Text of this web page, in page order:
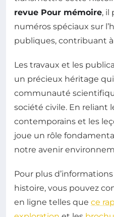
revue Pour mémoire, il
numéros spéciaux sur
publiques, contribuant
Les travaux et les
un précieux héritage qui
communauté
société civile. En reliant
contemporains et les
joue un rôle
notre avenir
Pour plus
histoire, vous pouvez
en ligne telles que ce